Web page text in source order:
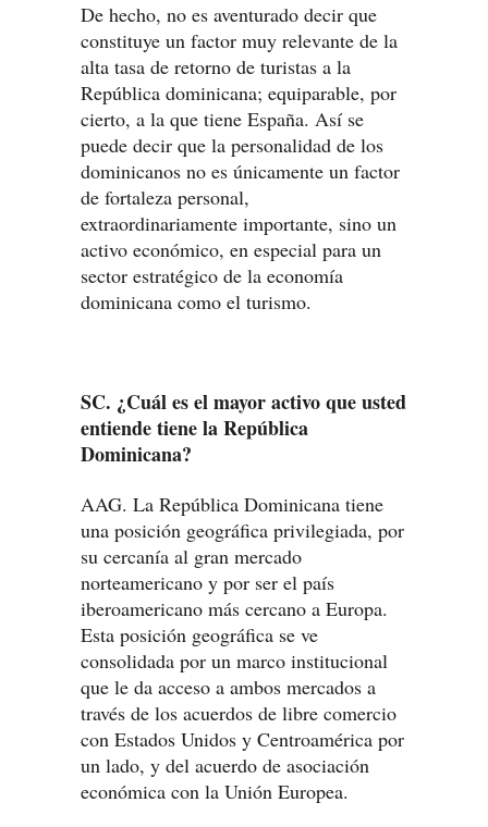
De hecho, no es aventurado decir que
constituye un factor muy relevante de la
alta tasa de retorno de turistas a la
República dominicana; equiparable, por
cierto, a la que tiene España. Así se
puede decir que la personalidad de los
dominicanos no es únicamente un factor
de fortaleza personal,
extraordinariamente importante, sino un
activo económico, en especial para un
sector estratégico de la economía
dominicana como el turismo.
SC. ¿Cuál es el mayor activo que usted
entiende tiene la República
Dominicana?
AAG. La República Dominicana tiene
una posición geográfica privilegiada, por
su cercanía al gran mercado
norteamericano y por ser el país
iberoamericano más cercano a Europa.
Esta posición geográfica se ve
consolidada por un marco institucional
que le da acceso a ambos mercados a
través de los acuerdos de libre comercio
con Estados Unidos y Centroamérica por
un lado, y del acuerdo de asociación
económica con la Unión Europea.